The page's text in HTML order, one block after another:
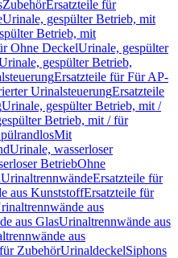
ZubehörErsatzteile für
Urinale, gespülter Betrieb, mit
Betrieb, mit
Ohne DeckelUrinale, gespülter
gespülter Betrieb,
Ersatzteile für Für AP-
UrinalsteuerungErsatzteile
Urinale, gespülter Betrieb, mit /
Betrieb, mit / für
Mit
Urinale, wasserloser
BetriebOhne
UrinaltrennwändeErsatzteile für
aus KunststoffErsatzteile für
aus
aus GlasUrinaltrennwände aus
aus
ZubehörUrinaldeckelSiphons